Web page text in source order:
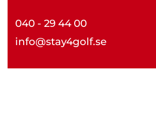
040 - 29 44 00
info@stay4golf.se